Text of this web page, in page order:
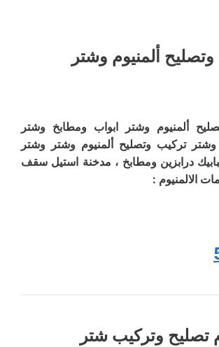
ألمنيوم وشتر
ألمنيوم وشتر ابواب ومطابخ وشتر
تركيب وتصليح ألمنيوم وشتر وشتر
درابزين ومطابخ ، مدخنة استيل سقف
الالمنيوم :
تصليح وتركيب شتر